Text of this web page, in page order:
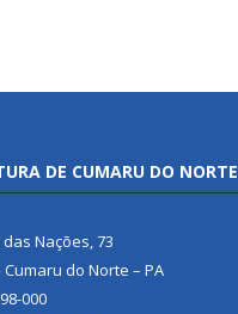
DE CUMARU DO NORTE
Nações, 73
Cumaru do Norte – PA
000